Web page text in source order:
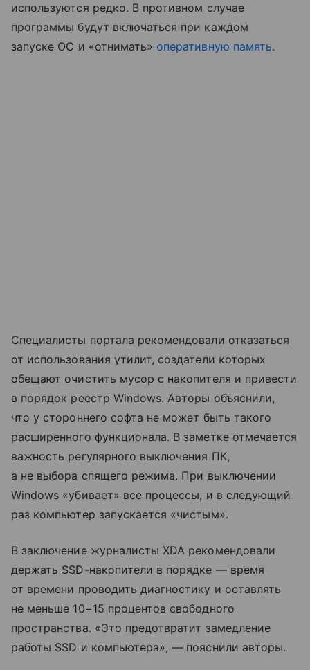
используются редко. В противном случае
программы будут включаться при каждом
запуске ОС и «отнимать» оперативную память.
Специалисты портала рекомендовали отказаться
от использования утилит, создатели которых
обещают очистить мусор с накопителя и привести
в порядок реестр Windows. Авторы объяснили,
что у стороннего софта не может быть такого
расширенного функционала. В заметке отмечается
важность регулярного выключения ПК,
а не выбора спящего режима. При выключении
Windows «убивает» все процессы, и в следующий
раз компьютер запускается «чистым».
В заключение журналисты XDA рекомендовали
держать SSD-накопители в порядке — время
от времени проводить диагностику и оставлять
не меньше 10−15 процентов свободного
пространства. «Это предотвратит замедление
работы SSD и компьютера», — пояснили авторы.